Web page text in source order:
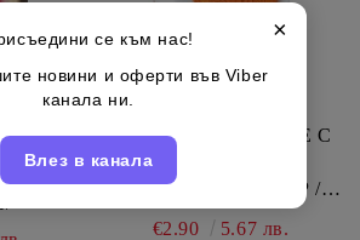
С
37
КАРИБИ ВЦ БЛОКЧЕ С
МАНДАРИНА 37 ГР /
КУТИЯ/
€2.90 5.67 лв.
×
се към нас!
новини и оферти във Viber
канала ни.
Влез в канала